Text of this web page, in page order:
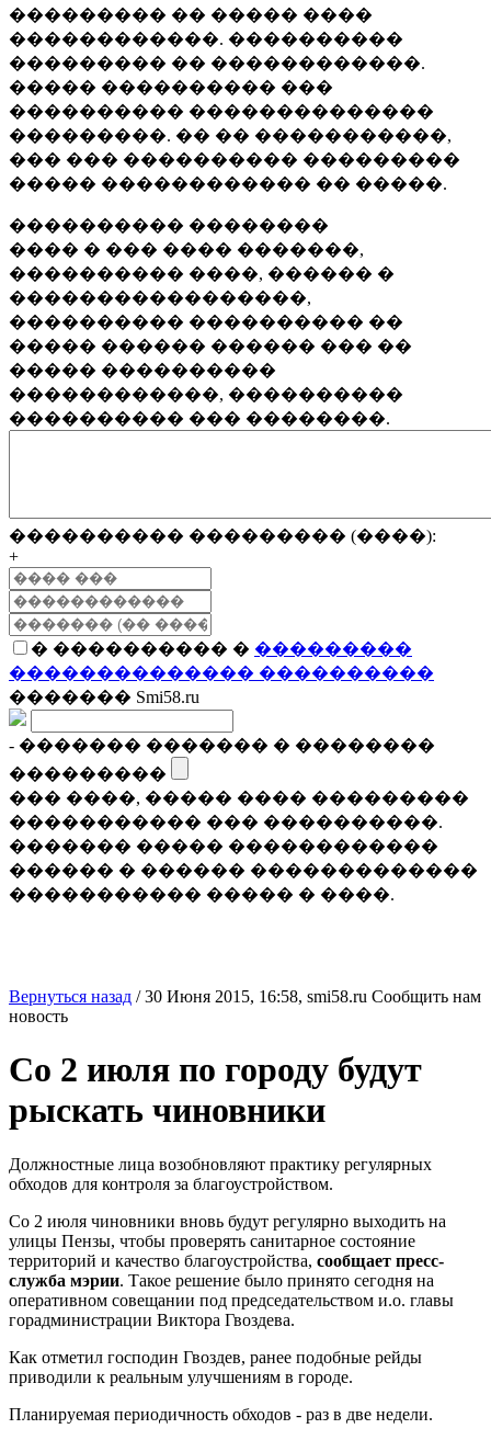
��������� �� ����� ����
������������. ����������
��������� �� ������������.
����� ���������� ���
���������� ��������������
���������. �� �� �����������,
��� ��� ���������� ���������
����� ������������ �� �����.
���������� ��������
���� � ��� ���� �������,
���������� ����, ������ �
�����������������,
���������� ���������� ��
����� ������ ������ ��� ��
����� ����������
������������, ����������
���������� ��� ��������.
���������� ��������� (����):
+
� ���������� � ���������
�������������� ����������
������� Smi58.ru
- ������� ������� � ��������
���������
��� ����, ����� ���� ���������
����������� ��� ����������.
������� ����� ������������
������ � ������ �������������
����������� ����� � ����.
Вернуться назад /30 Июня 2015, 16:58, smi58.ru Сообщить нам
новость
Со 2 июля по городу будут
рыскать чиновники
Должностные лица возобновляют практику регулярных
обходов для контроля за благоустройством.
Со 2 июля чиновники вновь будут регулярно выходить на
улицы Пензы, чтобы проверять санитарное состояние
территорий и качество благоустройства, сообщает пресс-
служба мэрии. Такое решение было принято сегодня на
оперативном совещании под председательством и.о. главы
горадминистрации Виктора Гвоздева.
Как отметил господин Гвоздев, ранее подобные рейды
приводили к реальным улучшениям в городе.
Планируемая периодичность обходов - раз в две недели.